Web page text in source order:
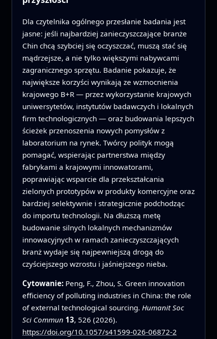
Dla czytelnika ogólnego przesłanie badania jest
jasne: jeśli najbardziej zanieczyszczające branże
Chin chcą szybciej się oczyszczać, muszą stać się
mądrzejsze, a nie tylko większymi nabywcami
zagranicznego sprzętu. Badanie pokazuje, że
największe korzyści wynikają ze wzmocnienia
krajowego B+R — przez wykorzystanie krajowych
uniwersytetów, instytutów badawczych i lokalnych
firm technologicznych — oraz budowania lepszych
ścieżek przenoszenia nowych pomysłów z
laboratorium na rynek. Twórcy polityk mogą
pomagać, wspierając partnerstwa między
fabrykami a krajowymi innowatorami,
poprawiając wsparcie dla przekształcania
zielonych prototypów w produkty komercyjne oraz
bardziej selektywnie i strategicznie podchodząc
do importu technologii. Na dłuższą metę
budowanie silnych lokalnych mechanizmów
innowacyjnych w ramach zanieczyszczających
branż wydaje się najpewniejszą drogą do
czyściejszego wzrostu i jaśniejszego nieba.
Cytowanie: Peng, F., Zhou, S. Green innovation
efficiency of polluting industries in China: the role
of external technological sourcing. Humanit Soc
Sci Commun 13, 526 (2026).
https://doi.org/10.1057/s41599-026-06872-2